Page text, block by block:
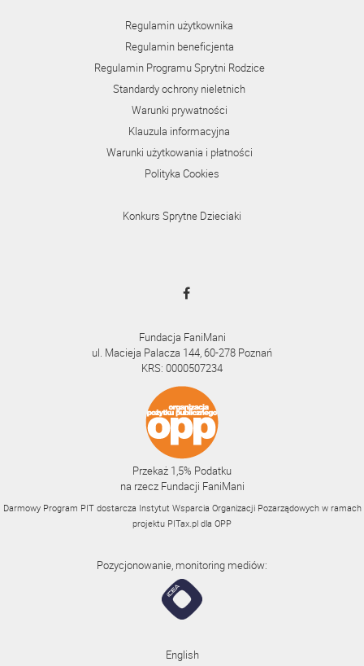
Regulamin użytkownika
Regulamin beneficjenta
Regulamin Programu Sprytni Rodzice
Standardy ochrony nieletnich
Warunki prywatności
Klauzula informacyjna
Warunki użytkowania i płatności
Polityka Cookies
Konkurs Sprytne Dzieciaki
Fundacja FaniMani
ul. Macieja Palacza 144, 60-278 Poznań
KRS: 0000507234
Przekaż 1,5% Podatku
na rzecz Fundacji FaniMani
Darmowy Program PIT dostarcza Instytut Wsparcia Organizacji Pozarządowych w ramach
projektu PITax.pl dla OPP
Pozycjonowanie, monitoring mediów:
English